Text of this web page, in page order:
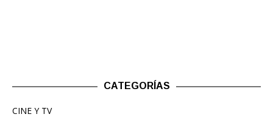
CATEGORÍAS
CINE Y TV